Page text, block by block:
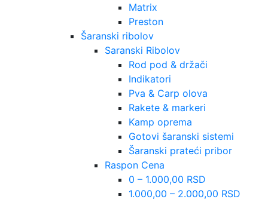
Matrix
Preston
Šaranski ribolov
Saranski Ribolov
Rod pod & držači
Indikatori
Pva & Carp olova
Rakete & markeri
Kamp oprema
Gotovi šaranski sistemi
Šaranski prateći pribor
Raspon Cena
0 – 1.000,00 RSD
1.000,00 – 2.000,00 RSD